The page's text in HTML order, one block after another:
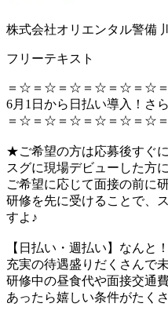
株式会社オリエンタル警備
フリーテキスト
＝☆＝☆＝☆＝☆＝☆＝☆
6月1日から日払い導入！さ
＝☆＝☆＝☆＝☆＝☆＝☆
★ご希望の方は応募後すぐ
スグに現場デビューした方
ご希望に応じて面接の前に
研修を先に受けることで、
すよ♪
【日払い・週払い】なんと
充実の待遇盛りだくさんで
研修中の昼食代や面接交通
あったら嬉しい条件がたく